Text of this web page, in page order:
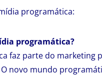
programática:
programática?
faz parte do marketing
novo mundo